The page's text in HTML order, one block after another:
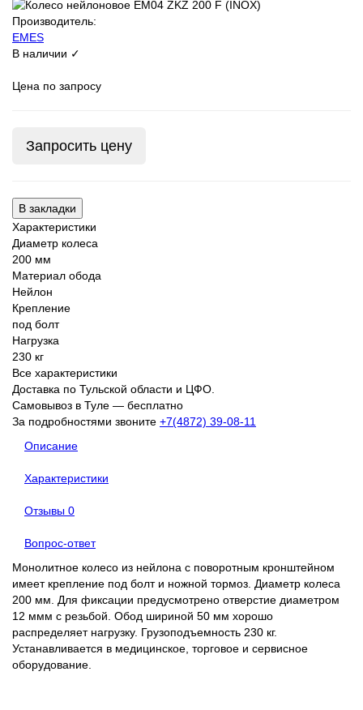
Производитель:
EMES
В наличии ✓
Цена по запросу
Запросить цену
В закладки
Характеристики
Диаметр колеса
200 мм
Материал обода
Нейлон
Крепление
под болт
Нагрузка
230 кг
Все характеристики
Доставка по Тульской области и ЦФО.
Самовывоз в Туле — бесплатно
За подробностями звоните +7(4872) 39-08-11
Описание
Характеристики
Отзывы 0
Вопрос-ответ
Монолитное колесо из нейлона с поворотным кронштейном
имеет крепление под болт и ножной тормоз. Диаметр колеса
200 мм. Для фиксации предусмотрено отверстие диаметром
12 ммм с резьбой. Обод шириной 50 мм хорошо
распределяет нагрузку. Грузоподъемность 230 кг.
Устанавливается в медицинское, торговое и сервисное
оборудование.